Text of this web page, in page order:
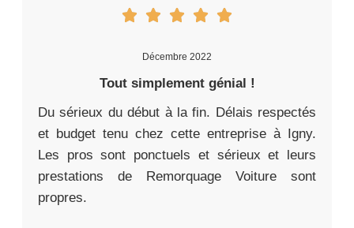
Décembre 2022
Tout simplement génial !
Du sérieux du début à la fin. Délais respectés
et budget tenu chez cette entreprise à Igny.
Les pros sont ponctuels et sérieux et leurs
prestations de Remorquage Voiture sont
propres.